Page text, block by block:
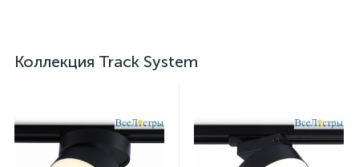
Коллекция Track System